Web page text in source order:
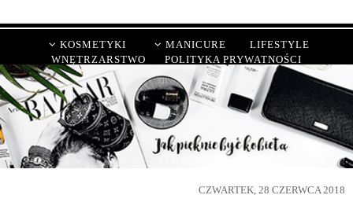
KOSMETYKI MANICURE
LIFESTYLE
WNĘTRZARSTWO
POLITYKA PRYWATNOŚCI
CZWARTEK, 28 CZERWCA 2018